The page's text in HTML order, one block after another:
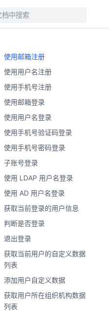
使用邮箱注册
使用用户名注册
使用手机号注册
使用邮箱登录
使用用户名登录
使用手机号验证码登录
使用手机号密码登录
子账号登录
使用 LDAP 用户名登录
使用 AD 用户名登录
获取当前登录的用户信息
判断是否登录
退出登录
获取当前用户的自定义数据
列表
添加用户自定义数据
获取用户所在组织机构数据
列表